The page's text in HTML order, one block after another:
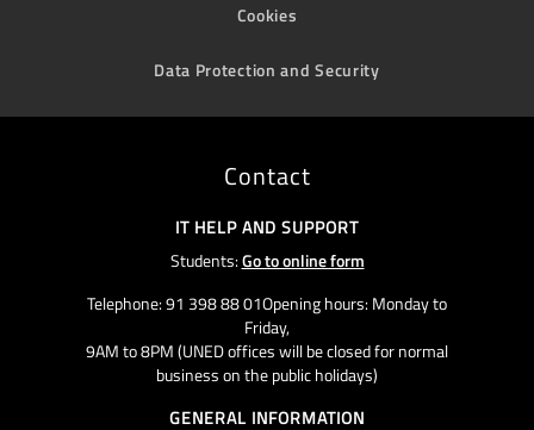
Cookies
Data Protection and Security
Contact
IT HELP AND SUPPORT
Students:Go to online form
Telephone: 91 398 88 01Opening hours: Monday to
Friday,
9AM to 8PM (UNED offices will be closed for normal
business on the public holidays)
GENERAL INFORMATION